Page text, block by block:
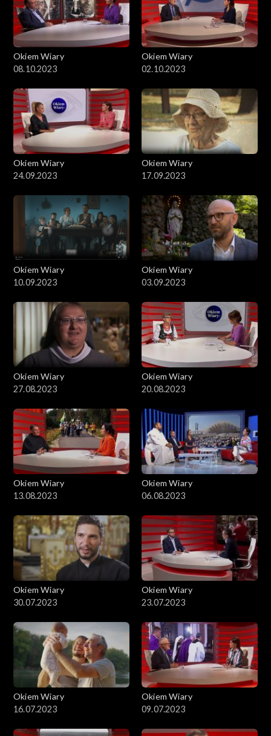
Okiem Wiary
08.10.2023
Okiem Wiary
02.10.2023
Okiem Wiary
24.09.2023
Okiem Wiary
17.09.2023
Okiem Wiary
10.09.2023
Okiem Wiary
03.09.2023
Okiem Wiary
27.08.2023
Okiem Wiary
20.08.2023
Okiem Wiary
13.08.2023
Okiem Wiary
06.08.2023
Okiem Wiary
30.07.2023
Okiem Wiary
23.07.2023
Okiem Wiary
16.07.2023
Okiem Wiary
09.07.2023